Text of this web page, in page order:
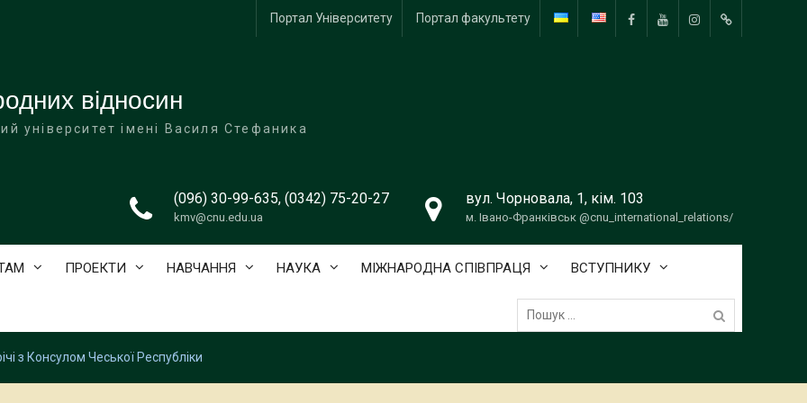
YouTubeInstagramTelegram
Портал Університету Портал факультету
відносин
університет імені Василя Стефаника
(096) 30-99-635, (0342) 75-20-27
kmv@cnu.edu.ua
вул. Чорновала, 1, кім. 103
м. Івано-Франківськ @cnu_international_relations/
ПРОЕКТИ НАВЧАННЯ НАУКА МІЖНАРОДНА СПІВПРАЦЯ ВСТУПНИКУ
Пошук:
з Консулом Чеської Республіки